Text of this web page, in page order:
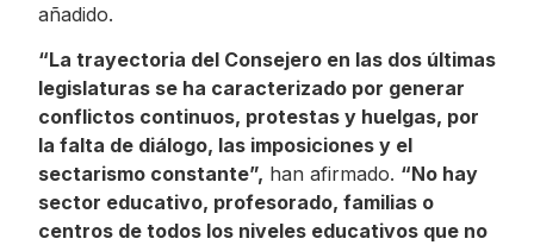
añadido.
“La trayectoria del Consejero en las dos últimas
legislaturas se ha caracterizado por generar
conflictos continuos, protestas y huelgas, por
la falta de diálogo, las imposiciones y el
sectarismo constante”, han afirmado. “No hay
sector educativo, profesorado, familias o
centros de todos los niveles educativos que no